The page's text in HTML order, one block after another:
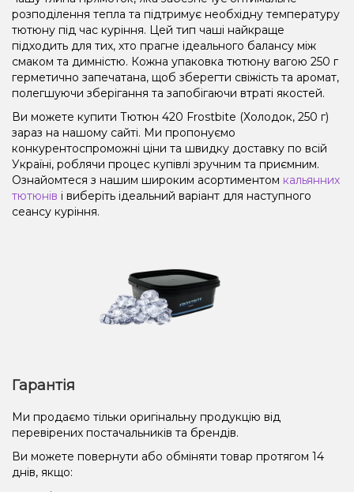
розподілення тепла та підтримує необхідну температуру
тютюну під час куріння. Цей тип чаші найкраще
підходить для тих, хто прагне ідеального балансу між
смаком та димністю. Кожна упаковка тютюну вагою 250 г
герметично запечатана, щоб зберегти свіжість та аромат,
полегшуючи зберігання та запобігаючи втраті якостей.
Ви можете купити Тютюн 420 Frostbite (Холодок, 250 г)
зараз на нашому сайті. Ми пропонуємо
конкурентоспроможні ціни та швидку доставку по всій
Україні, роблячи процес купівлі зручним та приємним.
Ознайомтеся з нашим широким асортиментом кальянних
тютюнів і виберіть ідеальний варіант для наступного
сеансу куріння.
Гарантія
Ми продаємо тільки оригінальну продукцію від
перевірених постачальників та брендів.
Ви можете повернути або обміняти товар протягом 14
днів, якщо: